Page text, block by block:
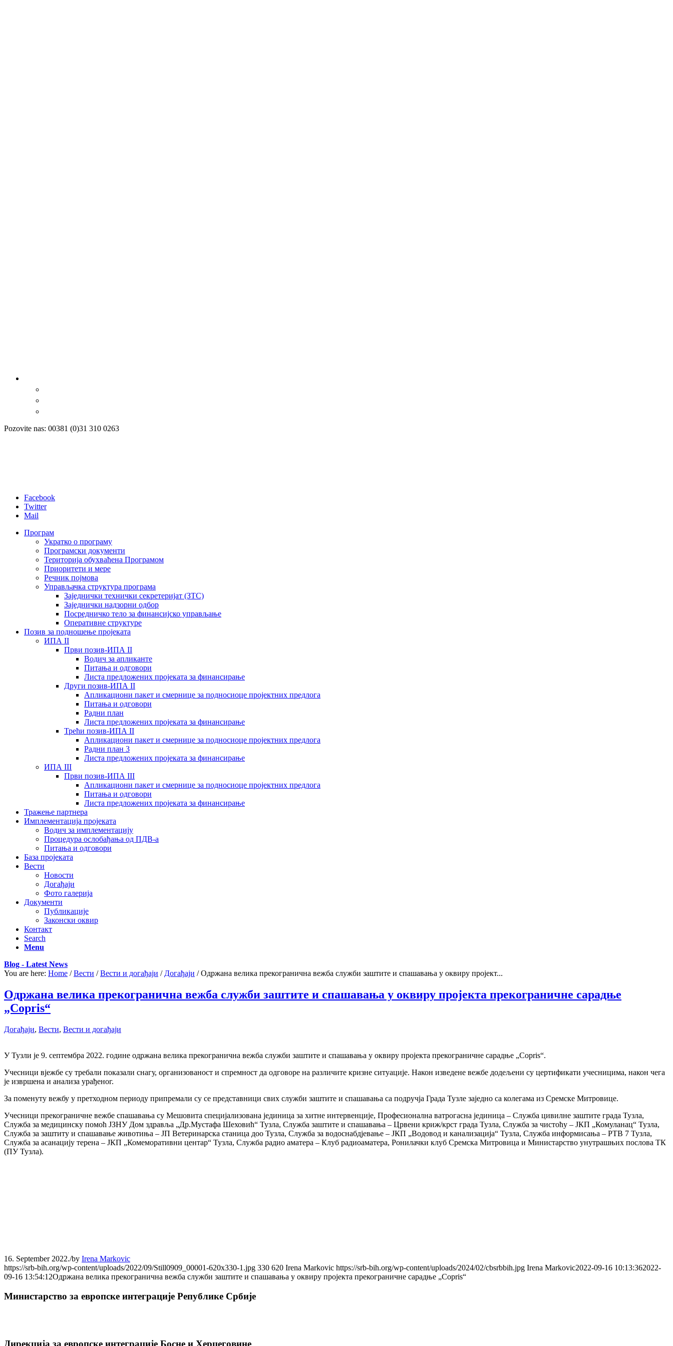
Pozovite nas: 00381 (0)31 310 0263
Facebook
Twitter
Mail
Програм
Укратко о програму
Програмски документи
Територија обухваћена Програмом
Приоритети и мере
Речник појмова
Управљачка структура програма
Заједнички технички секретеријат (ЗТС)
Заједнички надзорни одбор
Посредничко тело за финансијско управљање
Oперативне структуре
Позив за подношење пројеката
ИПА II
Први позив-ИПА II
Водич за апликанте
Питања и одговори
Листа предложених пројеката за финансирање
Други позив-ИПА II
Апликациони пакет и смернице за подносиоце пројектних предлога
Питања и одговори
Радни план
Листа предложених пројеката за финансирање
Трећи позив-ИПА II
Апликациони пакет и смернице за подносиоце пројектних предлога
Радни план 3
Листа предложених пројеката за финансирање
ИПА III
Први позив-ИПА III
Апликациони пакет и смернице за подносиоце пројектних предлога
Питања и одговори
Листа предложених пројеката за финансирање
Тражење партнера
Имплементација пројеката
Водич за имплементацију
Процедура ослобађања од ПДВ-а
Питања и одговори
База пројеката
Вести
Новости
Догађаји
Фото галерија
Документи
Публикације
Законски оквир
Контакт
Search
Menu
Blog - Latest News
You are here: Home / Вести / Вести и догађаји / Догађаји / Одржана велика прекогранична вежба служби заштите и спашавања у оквиру пројект...
Одржана велика прекогранична вежба служби заштите и спашавања у оквиру пројекта прекограничне сарадње
„Copris“
Догађаји, Вести, Вести и догађаји
У Тузли је 9. септембра 2022. године одржана велика прекогранична вежба служби заштите и спашавања у оквиру пројекта прекограничне сарадње „Copris“.
Учесници вјежбе су требали показали снагу, организованост и спремност да одговоре на различите кризне ситуације. Након изведене вежбе додељени су цертификати учесницима, након чега
је извршена и анализа урађеног.
За поменуту вежбу у претходном периоду припремали су се представници свих служби заштите и спашавања са подручја Града Тузле заједно са колегама из Сремске Митровице.
Учесници прекограничне вежбе спашавања су Мешовита специјализована јединица за хитне интервенције, Професионална ватрогасна јединица – Служба цивилне заштите града Тузла,
Служба за медицинску помоћ ЈЗНУ Дом здравља „Др.Мустафа Шеховић“ Тузла, Служба заштите и спашавања – Црвени криж/крст града Тузла, Служба за чистоћу – ЈКП „Комуланац“ Тузла,
Служба за заштиту и спашавање животиња – ЈП Ветеринарска станица доо Тузла, Служба за водоснабдјевање – ЈКП „Водовод и канализација“ Тузла, Служба информисања – РТВ 7 Тузла,
Служба за асанацију терена – ЈКП „Комеморативни центар“ Тузла, Служба радио аматера – Клуб радиоаматера, Ронилачки клуб Сремска Митровица и Министарство унутрашњих послова ТК
(ПУ Тузла).
16. September 2022./by Irena Markovic
https://srb-bih.org/wp-content/uploads/2022/09/Still0909_00001-620x330-1.jpg 330 620 Irena Markovic https://srb-bih.org/wp-content/uploads/2024/02/cbsrbbih.jpg Irena Markovic2022-09-16 10:13:362022-
09-16 13:54:12Одржана велика прекогранична вежба служби заштите и спашавања у оквиру пројекта прекограничне сарадње „Copris“
Министарство за европске интеграције Републике Србије
Дирекција за европске интеграције Босне и Херцеговине